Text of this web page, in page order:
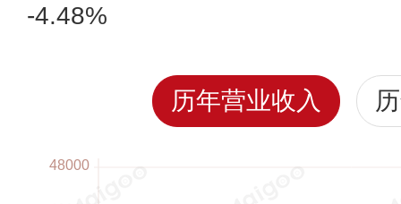
-4.48%
历年营业收入